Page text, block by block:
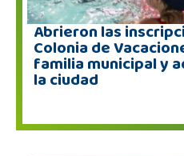
Abrieron las
Colonia de
familia municipal y
la ciudad